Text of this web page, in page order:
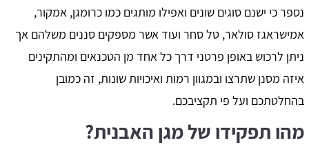
נספר כי ישנם סוגים שונים ואפילו מותגים כמו כרומגן, אמקור,
אמישראגז סולאר, טל סחר ועוד אשר מספקים סננים משלהם אך
ניתן לרכוש באופן פרטני דרך כל אחד מן הטכנאים ומהתקינים
איזה מסנן שתרצו ובמגוון רמות ואיכויות שונות, זה כמובן
בהחלטתכם ועל פי תקציבכם.
מהו תפקידו של מגן האבנית?